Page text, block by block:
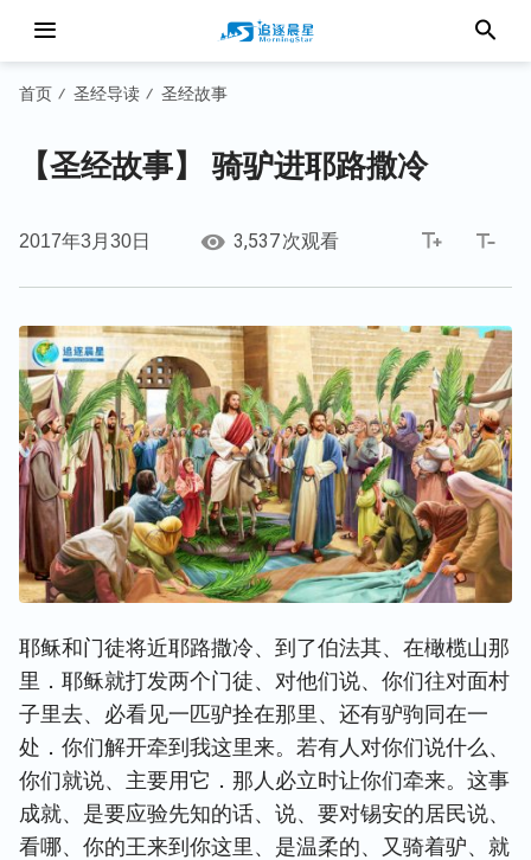
首页 / 圣经导读 / 圣经故事
【圣经故事】 骑驴进耶路撒冷
2017年3月30日 3,537次观看
耶稣和门徒将近耶路撒冷、到了伯法其、在橄榄山那
里．耶稣就打发两个门徒、对他们说、你们往对面村
子里去、必看见一匹驴拴在那里、还有驴驹同在一
处．你们解开牵到我这里来。若有人对你们说什么、
你们就说、主要用它．那人必立时让你们牵来。这事
成就、是要应验先知的话、说、要对锡安的居民说、
看哪、你的王来到你这里、是温柔的、又骑着驴、就